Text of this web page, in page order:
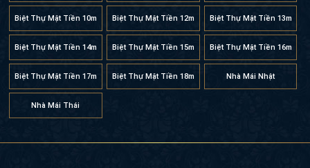
Biệt Thự Mặt Tiền 10m Biệt Thự Mặt Tiền 12m Biệt Thự Mặt Tiền 13m
Biệt Thự Mặt Tiền 14m Biệt Thự Mặt Tiền 15m Biệt Thự Mặt Tiền 16m
Biệt Thự Mặt Tiền 17m Biệt Thự Mặt Tiền 18m Nhà Mái Nhật
Nhà Mái Thái